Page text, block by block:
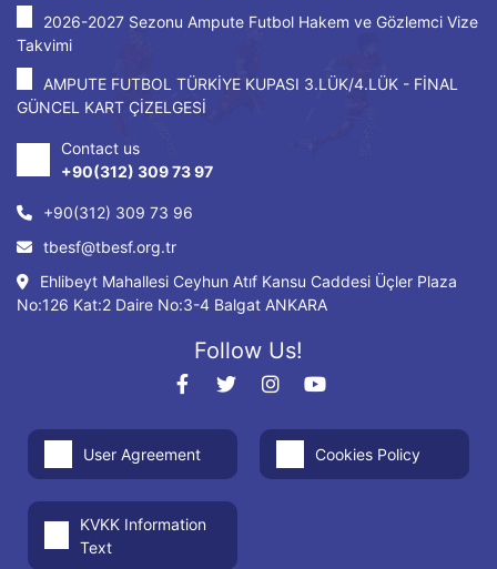
2026-2027 Sezonu Ampute Futbol Hakem ve Gözlemci Vize
Takvimi
AMPUTE FUTBOL TÜRKİYE KUPASI 3.LÜK/4.LÜK - FİNAL
GÜNCEL KART ÇİZELGESİ
Contact us
+90(312) 309 73 97
+90(312) 309 73 96
tbesf@tbesf.org.tr
Ehlibeyt Mahallesi Ceyhun Atıf Kansu Caddesi Üçler Plaza
No:126 Kat:2 Daire No:3-4 Balgat ANKARA
Follow Us!
User Agreement Cookies Policy
KVKK Information
Text